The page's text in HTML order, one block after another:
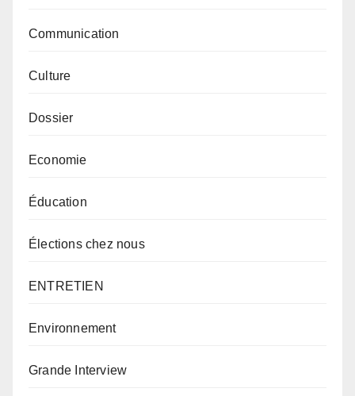
Communication
Culture
Dossier
Economie
Éducation
Élections chez nous
ENTRETIEN
Environnement
Grande Interview